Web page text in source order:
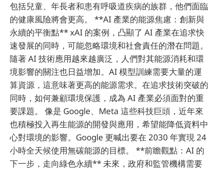
包括兒童、年長者和患有呼吸道疾病的族群，他們面臨
的健康風險將會更高。 **AI 產業的能源焦慮：創新與
永續的平衡點** xAI 的案例，凸顯了 AI 產業在追求快
速發展的同時，可能忽略環境和社會責任的潛在問題。
隨著 AI 技術應用越來越廣泛，人們對其能源消耗和環
境影響的關注也日益增加。AI 模型訓練需要大量的運
算資源，這意味著更高的能源需求。在追求技術突破的
同時，如何兼顧環境保護，成為 AI 產業必須面對的重
要課題。 像是 Google、Meta 這些科技巨頭，近年來
也積極投入再生能源的開發與應用，希望能降低資料中
心對環境的影響。Google 更喊出要在 2030 年實現 24
小時全天候使用無碳能源的目標。 **前瞻觀點：AI 的
下一步，走向綠色永續** 未來，政府和監管機構需要